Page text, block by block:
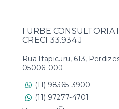
I URBE CONSULTORIA
CRECI 33.934 J
Rua Itapicuru, 613,
05006-000
(11) 98365-3900
(11) 97277-4701